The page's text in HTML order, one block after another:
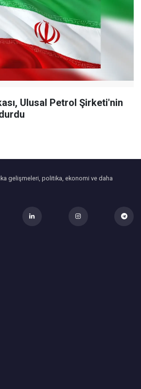
Ulusal Petrol Şirketi'nin
gelişmeleri, politika, ekonomi ve daha